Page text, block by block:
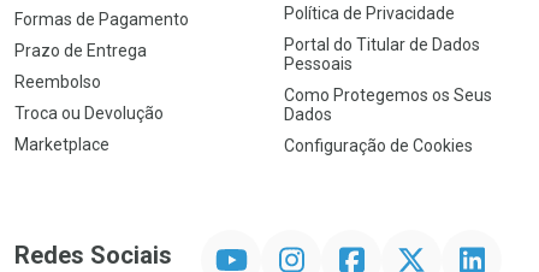
Formas de Pagamento
Prazo de Entrega
Reembolso
Troca ou Devolução
Marketplace
Política de Privacidade
Portal do Titular de Dados
Pessoais
Como Protegemos os Seus
Dados
Configuração de Cookies
Redes Sociais InstagramFacebookTwitter Linkedin